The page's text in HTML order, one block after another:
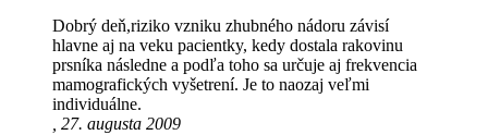
Dobrý deň,riziko vzniku zhubného nádoru závisí
hlavne aj na veku pacientky, kedy dostala rakovinu
prsníka následne a podľa toho sa určuje aj frekvencia
mamografických vyšetrení. Je to naozaj veľmi
individuálne.
, 27. augusta 2009